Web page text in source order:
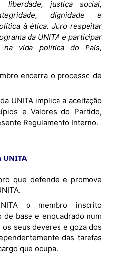
liberdade, justiça social,
dignidade e
à ética. Juro respeitar
da UNITA e participar
na vida política do País,
e Valores do Partido,
Regulamento Interno.
de base e enquadrado num
seus deveres e goza dos
das tarefas
que ocupa.